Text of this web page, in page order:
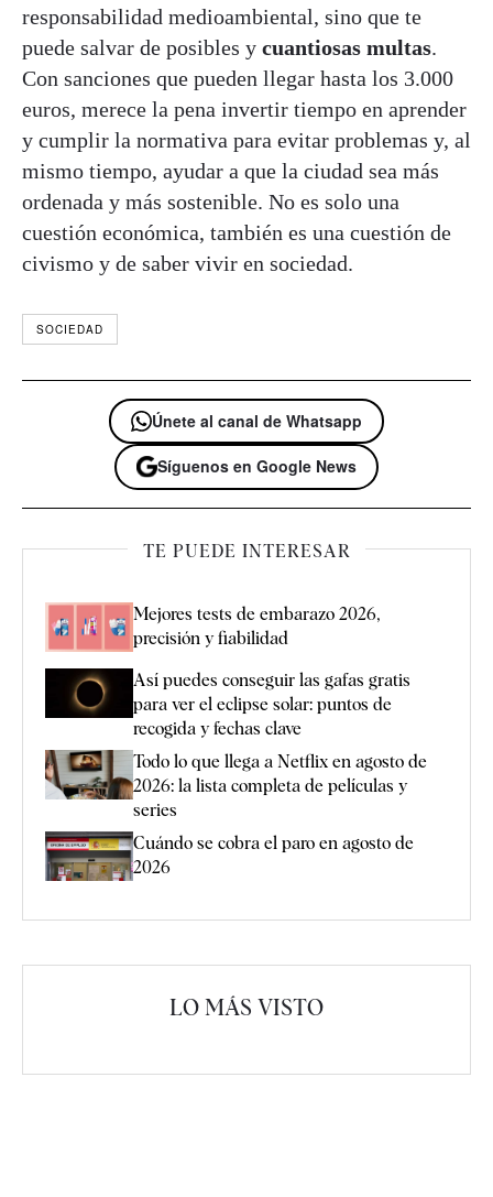
responsabilidad medioambiental, sino que te
puede salvar de posibles y cuantiosas multas.
Con sanciones que pueden llegar hasta los 3.000
euros, merece la pena invertir tiempo en aprender
y cumplir la normativa para evitar problemas y, al
mismo tiempo, ayudar a que la ciudad sea más
ordenada y más sostenible. No es solo una
cuestión económica, también es una cuestión de
civismo y de saber vivir en sociedad.
SOCIEDAD
Únete al canal de Whatsapp
Síguenos en Google News
TE PUEDE INTERESAR
Mejores tests de embarazo 2026,
precisión y fiabilidad
Así puedes conseguir las gafas gratis
para ver el eclipse solar: puntos de
recogida y fechas clave
Todo lo que llega a Netflix en agosto de
2026: la lista completa de películas y
series
Cuándo se cobra el paro en agosto de
2026
LO MÁS VISTO